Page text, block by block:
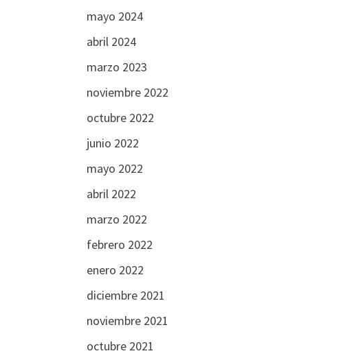
mayo 2024
abril 2024
marzo 2023
noviembre 2022
octubre 2022
junio 2022
mayo 2022
abril 2022
marzo 2022
febrero 2022
enero 2022
diciembre 2021
noviembre 2021
octubre 2021